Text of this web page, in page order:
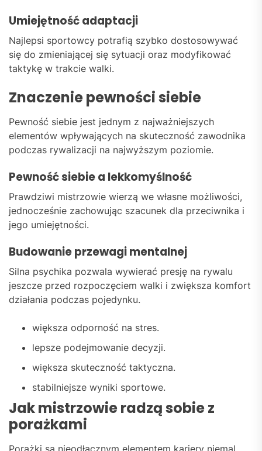
Umiejętność adaptacji
Najlepsi sportowcy potrafią szybko dostosowywać
się do zmieniającej się sytuacji oraz modyfikować
taktykę w trakcie walki.
Znaczenie pewności siebie
Pewność siebie jest jednym z najważniejszych
elementów wpływających na skuteczność zawodnika
podczas rywalizacji na najwyższym poziomie.
Pewność siebie a lekkomyślność
Prawdziwi mistrzowie wierzą we własne możliwości,
jednocześnie zachowując szacunek dla przeciwnika i
jego umiejętności.
Budowanie przewagi mentalnej
Silna psychika pozwala wywierać presję na rywalu
jeszcze przed rozpoczęciem walki i zwiększa komfort
działania podczas pojedynku.
większa odporność na stres.
lepsze podejmowanie decyzji.
większa skuteczność taktyczna.
stabilniejsze wyniki sportowe.
Jak mistrzowie radzą sobie z
porażkami
Porażki są nieodłącznym elementem kariery niemal